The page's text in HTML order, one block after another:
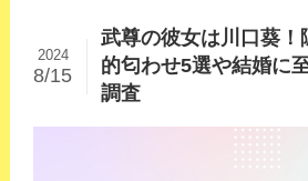
武尊の彼女は川口葵！
的匂わせ5選や結婚に
調査
2024
8/15